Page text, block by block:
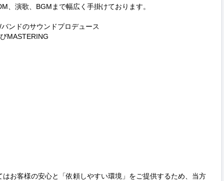
、演歌、BGMまで幅広く手掛けております。
ンドのサウンドプロデュース
MASTERING
お客様の安心と「依頼しやすい環境」をご提供するため、当方